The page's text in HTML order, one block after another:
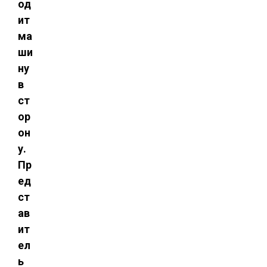
од
ит
ма
ши
ну
в
ст
ор
он
у.
Пр
ед
ст
ав
ит
ел
ь